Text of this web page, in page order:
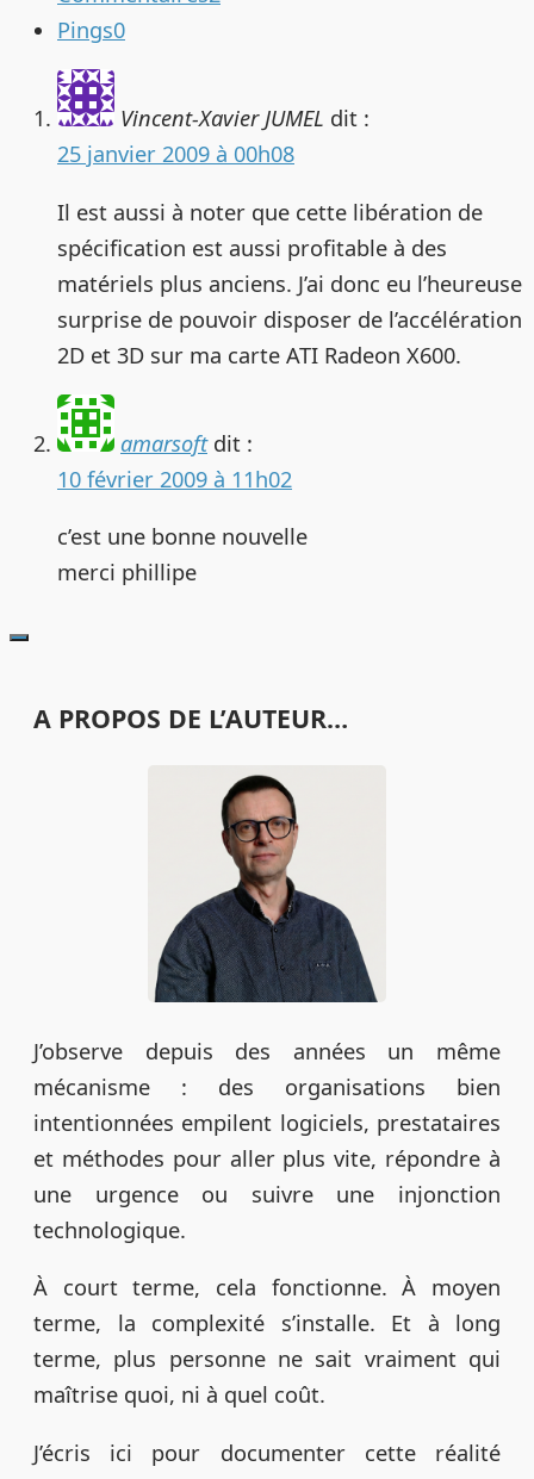
Pings0
Vincent-Xavier JUMEL dit :
25 janvier 2009 à 00h08
Il est aussi à noter que cette libération de
spécification est aussi profitable à des
matériels plus anciens. J’ai donc eu l’heureuse
surprise de pouvoir disposer de l’accélération
2D et 3D sur ma carte ATI Radeon X600.
amarsoft dit :
10 février 2009 à 11h02
c’est une bonne nouvelle
merci phillipe
A PROPOS DE L’AUTEUR…
J’observe depuis des années un même
mécanisme : des organisations bien
intentionnées empilent logiciels, prestataires
et méthodes pour aller plus vite, répondre à
une urgence ou suivre une injonction
technologique.
À court terme, cela fonctionne. À moyen
terme, la complexité s’installe. Et à long
terme, plus personne ne sait vraiment qui
maîtrise quoi, ni à quel coût.
J’écris ici pour documenter cette réalité